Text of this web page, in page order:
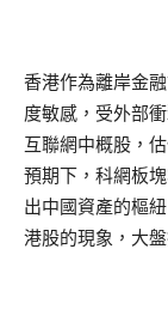
香港作為離岸金
度敏感，受外部
互聯網中概股，
預期下，科網板
出中國資產的樞
港股的現象，大